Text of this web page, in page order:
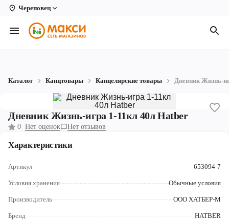
Череповец
Вологда
Архангельск
Коряжма
Котлас
Новодвинск
Северодвинск
Каталог Канцтовары Канцелярские товары Дневник Жизнь-
Дневник Жизнь-игра 1-11кл 40л Hatber
0 Нет оценок Нет отзывов
Характеристики
Артикул 653094-7
Условия хранения Обычные условия
Производитель ООО ХАТБЕР-М
Бренд HATBER